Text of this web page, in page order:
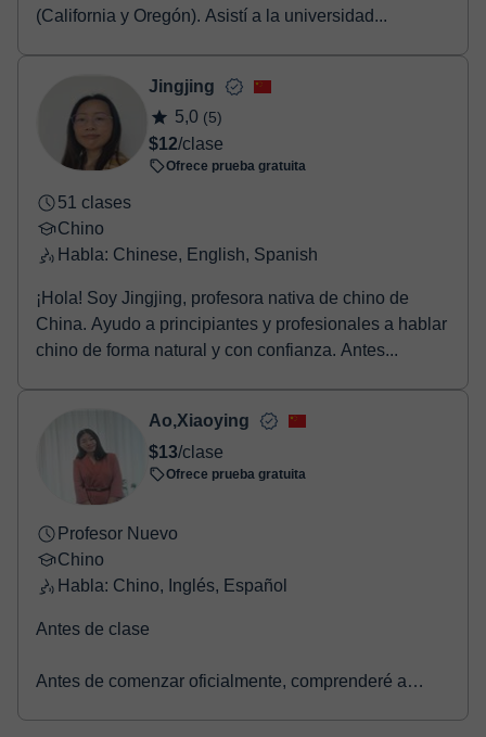
(California y Oregón). Asistí a la universidad...
Jingjing
5,0 (5)
$12/clase
Ofrece prueba gratuita
51 clases
Chino
Habla: Chinese, English, Spanish
¡Hola! Soy Jingjing, profesora nativa de chino de
China. Ayudo a principiantes y profesionales a hablar
chino de forma natural y con confianza. Antes...
Ao,Xiaoying
$13/clase
Ofrece prueba gratuita
Profesor Nuevo
Chino
Habla: Chino, Inglés, Español
Antes de clase
Antes de comenzar oficialmente, comprenderé a